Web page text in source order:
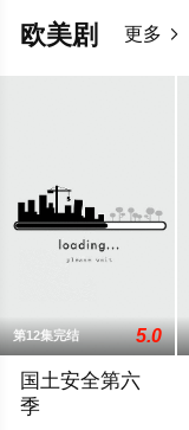
欧美剧 更多 
第12集完结 5.0
国土安全第六
季